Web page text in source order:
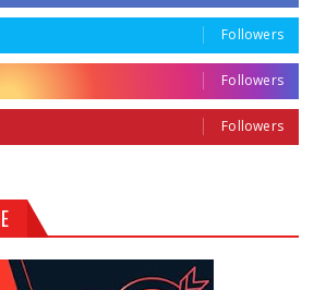
Followers
Followers
Followers